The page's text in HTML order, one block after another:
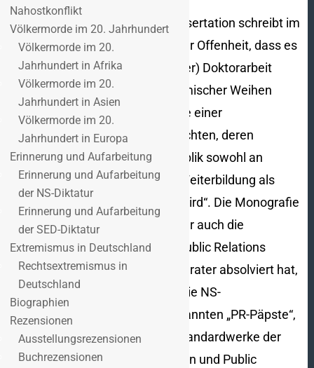
Der Autor dieser Marburger Dissertation schreibt im
Vorwort seiner Studie mit großer Offenheit, dass es
ihm bei der „Niederschrift (seiner) Doktorarbeit
weniger um den Erwerb akademischer Weihen
(ging) als darum, die Geschichte einer
Kommunikationsform zu beleuchten, deren
Anwendung in der Bundesrepublik sowohl an
Einrichtungen der beruflichen Weiterbildung als
auch an Universitäten gelehrt wird“. Die Monografie
des Politologen Peer Heinelt, der auch die
Weiterbildung der Deutschen Public Relations
Gesellschaft (DPRG) zum PR-Berater absolviert hat,
ist insofern „parteiisch“ als sie die NS-
Vergangenheit der im Titel genannten „PR-Päpste“,
deren Schriften bis heute als Standardwerke der
Kommunikationswissenschaften und Public
Nahostkonflikt
Völkermorde im 20. Jahrhundert
Völkermorde im 20.
Jahrhundert in Afrika
Völkermorde im 20.
Jahrhundert in Asien
Völkermorde im 20.
Jahrhundert in Europa
Erinnerung und Aufarbeitung
Erinnerung und Aufarbeitung
der NS-Diktatur
Erinnerung und Aufarbeitung
der SED-Diktatur
Extremismus in Deutschland
Rechtsextremismus in
Deutschland
Biographien
Rezensionen
Ausstellungsrezensionen
Buchrezensionen